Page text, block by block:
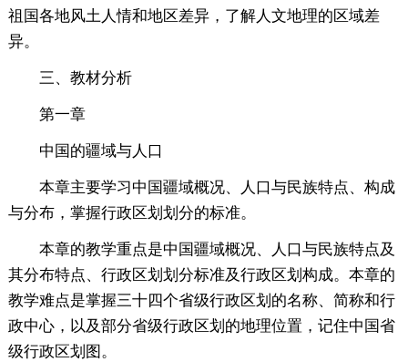
祖国各地风土人情和地区差异，了解人文地理的区域差
异。
三、教材分析
第一章
中国的疆域与人口
本章主要学习中国疆域概况、人口与民族特点、构成
与分布，掌握行政区划划分的标准。
本章的教学重点是中国疆域概况、人口与民族特点及
其分布特点、行政区划划分标准及行政区划构成。本章的
教学难点是掌握三十四个省级行政区划的名称、简称和行
政中心，以及部分省级行政区划的地理位置，记住中国省
级行政区划图。